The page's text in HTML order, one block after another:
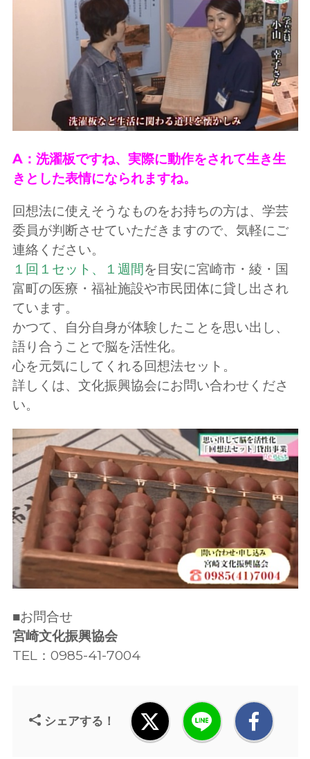
A：洗濯板ですね、実際に動作をされて生き生
きとした表情になられますね。
回想法に使えそうなものをお持ちの方は、学芸
委員が判断させていただきますので、気軽にご
連絡ください。
１回１セット、１週間を目安に宮崎市・綾・国
富町の医療・福祉施設や市民団体に貸し出され
ています。
かつて、自分自身が体験したことを思い出し、
語り合うことで脳を活性化。
心を元気にしてくれる回想法セット。
詳しくは、文化振興協会にお問い合わせくださ
い。
■お問合せ
宮崎文化振興協会
TEL：0985-41-7004
シェアする！